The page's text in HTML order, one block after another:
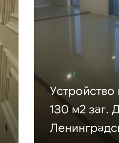
Устройство
130 м2 заг.